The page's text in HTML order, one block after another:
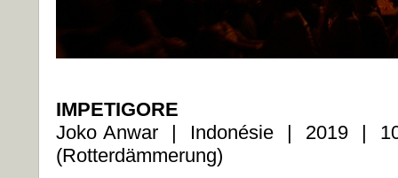
IMPETIGORE
Joko Anwar | Indonésie | 2019 |
(Rotterdämmerung)